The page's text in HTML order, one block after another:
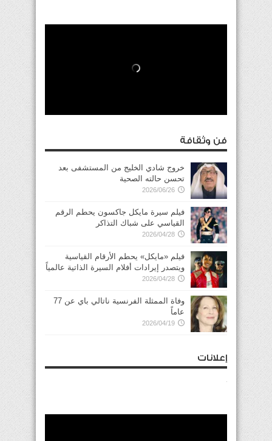
فن وثقافة
خروج شادي الخليج من المستشفى بعد
تحسن حالته الصحية
2026/06/26
فيلم سيرة مايكل جاكسون يحطم الرقم
القياسي على شباك التذاكر
2026/04/28
فيلم «مايكل» يحطم الأرقام القياسية
ويتصدر إيرادات أفلام السيرة الذاتية عالمياً
2026/04/28
وفاة الممثلة الفرنسية ناتالي باي عن 77
عاماً
2026/04/19
إعلانات